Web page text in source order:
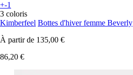
+-1
3 coloris
Kimberfeel Bottes d'hiver femme Beverly
À partir de 135,00 €
86,20 €